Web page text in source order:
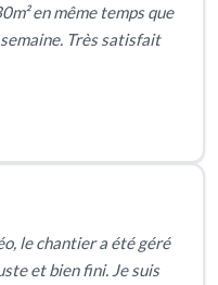
en même temps que
Très satisfait
le chantier a été géré
et bien fini. Je suis